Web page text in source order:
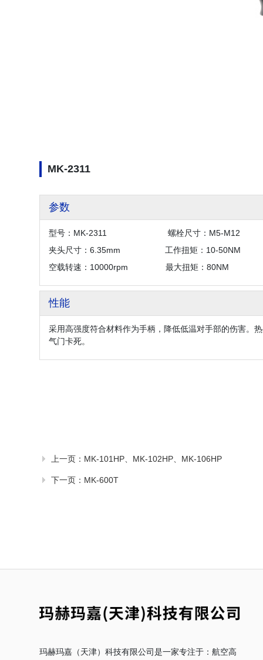
MK-2311
参数
型号：MK-2311 螺栓尺寸：
夹头尺寸：6.35mm 工作扭矩：10-50
空载转速：10000rpm 最大扭矩：
性能
采用高强度符合材料作为手柄，降低低温对手部的伤害。
气门卡死。
上一页： MK-101HP、MK-102HP、MK-106HP
下一页： MK-600T
玛赫玛嘉（天津）科技有限公司是一家专注于：航空高